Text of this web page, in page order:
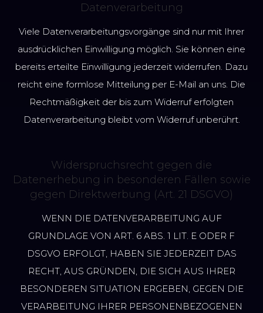
Datenverarbeitung
Viele Datenverarbeitungsvorgänge sind nur mit Ihrer
ausdrücklichen Einwilligung möglich. Sie können eine
bereits erteilte Einwilligung jederzeit widerrufen. Dazu
reicht eine formlose Mitteilung per E-Mail an uns. Die
Rechtmäßigkeit der bis zum Widerruf erfolgten
Datenverarbeitung bleibt vom Widerruf unberührt.
Widerspruchsrecht gegen die
Datenerhebung in besonderen Fällen sowie
gegen Direktwerbung (Art. 21 DSGVO)
WENN DIE DATENVERARBEITUNG AUF
GRUNDLAGE VON ART. 6 ABS. 1 LIT. E ODER F
DSGVO ERFOLGT, HABEN SIE JEDERZEIT DAS
RECHT, AUS GRÜNDEN, DIE SICH AUS IHRER
BESONDEREN SITUATION ERGEBEN, GEGEN DIE
VERARBEITUNG IHRER PERSONENBEZOGENEN